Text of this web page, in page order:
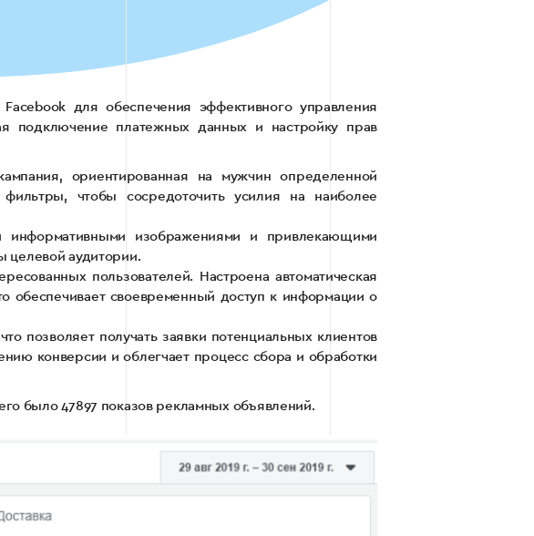
для обеспечения эффективного управления
подключение платежных данных и настройку прав
ориентированная на мужчин определенной
чтобы сосредоточить усилия на наиболее
информативными изображениями и привлекающими
целевой аудитории.
пользователей. Настроена автоматическая
обеспечивает своевременный доступ к информации о
позволяет получать заявки потенциальных клиентов
конверсии и облегчает процесс сбора и обработки
было 47897 показов рекламных объявлений.